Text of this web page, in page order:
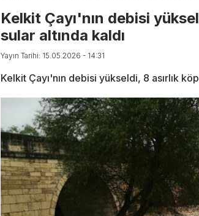
Kelkit Çayı'nın debisi
sular altında kaldı
Yayın Tarihi: 15.05.2026 - 14:31
Kelkit Çayı'nın debisi yükseldi, 8 asırlık